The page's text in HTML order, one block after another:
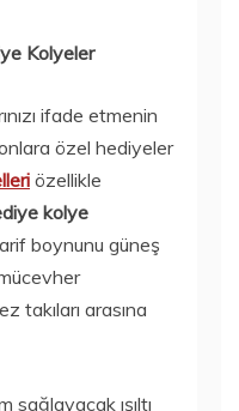
Kolyeler
ifade etmenin
özel hediyeler
özellikle
kolye
boynunu güneş
takıları arasına
ışıltı